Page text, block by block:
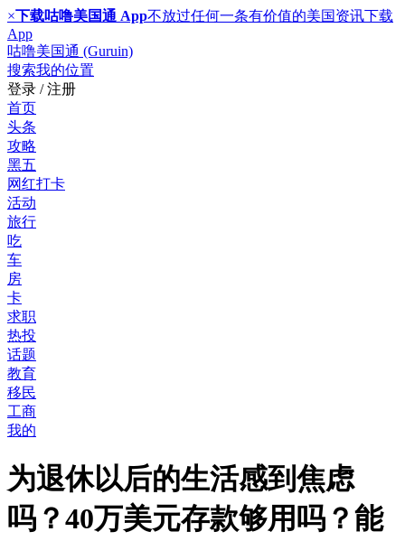
×下载咕噜美国通 App不放过任何一条有价值的美国资讯下载
App
咕噜美国通 (Guruin)
搜索我的位置
登录 / 注册
首页
头条
攻略
黑五
网红打卡
活动
旅行
吃
车
房
卡
求职
热投
话题
教育
移民
工商
我的
为退休以后的生活感到焦虑
吗？40万美元存款够用吗？能